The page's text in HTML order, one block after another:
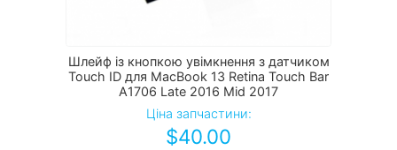
Шлейф із кнопкою увімкнення з датчиком
Touch ID для MacBook 13 Retina Touch Bar
A1706 Late 2016 Mid 2017
Ціна запчастини:
$40.00